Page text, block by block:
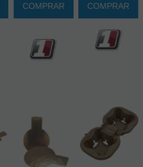
COMPRAR COMPRAR